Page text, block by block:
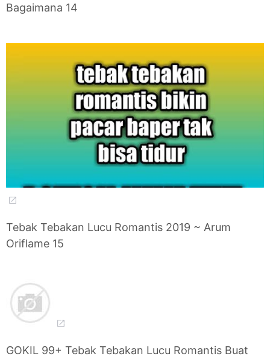
Bagaimana 14
Tebak Tebakan Lucu Romantis 2019 ~ Arum
Oriflame 15
GOKIL 99+ Tebak Tebakan Lucu Romantis Buat